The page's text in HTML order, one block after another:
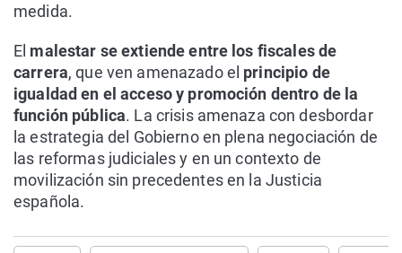
medida.
El malestar se extiende entre los fiscales de
carrera, que ven amenazado el principio de
igualdad en el acceso y promoción dentro de la
función pública. La crisis amenaza con desbordar
la estrategia del Gobierno en plena negociación de
las reformas judiciales y en un contexto de
movilización sin precedentes en la Justicia
española.